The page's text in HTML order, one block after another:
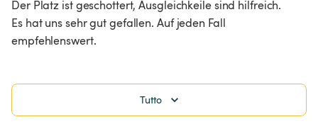
Der Platz ist geschottert, Ausgleichkeile sind hilfreich.
Es hat uns sehr gut gefallen. Auf jeden Fall
empfehlenswert.
Tutto